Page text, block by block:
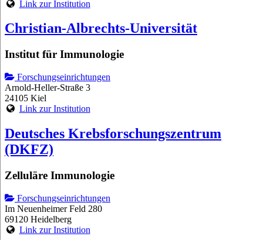
Link zur Institution
Christian-Albrechts-Universität
Institut für Immunologie
Forschungseinrichtungen
Arnold-Heller-Straße 3
24105 Kiel
Link zur Institution
Deutsches Krebsforschungszentrum
(DKFZ)
Zelluläre Immunologie
Forschungseinrichtungen
Im Neuenheimer Feld 280
69120 Heidelberg
Link zur Institution